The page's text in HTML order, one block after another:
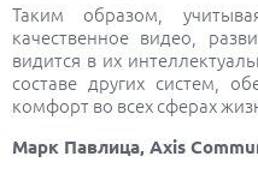
Таким образом,
качественное видео,
видится в их
составе других систем,
комфорт во всех сферах
Марк Павлица, Axis